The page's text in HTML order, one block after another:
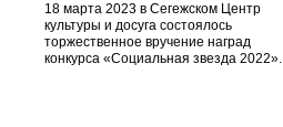
18 марта 2023 в Сегежском Центр
культуры и досуга состоялось
торжественное вручение наград
конкурса «Социальная звезда 2022».